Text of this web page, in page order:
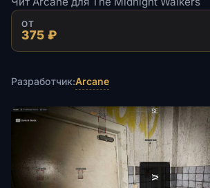
ОТ
375 ₽
Разработчик:Arcane
<
>